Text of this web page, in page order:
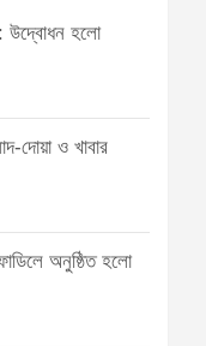
s
m
e
t
:
: উদ্বোধন হলো
দোয়া ও খাবার
অনুষ্ঠিত হলো